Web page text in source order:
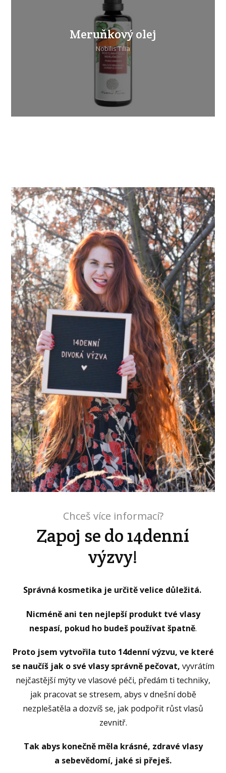
Meruňkový olej
Nobilis Tilia
Chceš více informací?
Zapoj se do 14denní
výzvy!
Správná kosmetika je určitě velice důležitá.
Nicméně ani ten nejlepší produkt tvé vlasy
nespasí, pokud ho budeš používat špatně.
Proto jsem vytvořila tuto 14denní výzvu, ve které
se naučíš jak o své vlasy správně pečovat, vyvrátím
nejčastější mýty ve vlasové péči, předám ti techniky,
jak pracovat se stresem, abys v dnešní době
nezplešatěla a dozvíš se, jak podpořit růst vlasů
zevnitř.
Tak abys konečně měla krásné, zdravé vlasy
a sebevědomí, jaké si přeješ.